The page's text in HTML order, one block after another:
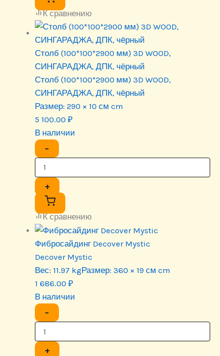
К сравнению
Столб (100*100*2900 мм) 3D WOOD,
СИНГАРАДЖА, ДПК, чёрный
Столб (100*100*2900 мм) 3D WOOD,
СИНГАРАДЖА, ДПК, чёрный
Размер: 290 × 10 см cm
5 100.00 ₽
В наличии
−
+
К сравнению
Фибросайдинг Decover Mystic
Decover Mystic
Вес: 11.97 kgРазмер: 360 × 19 см cm
1 686.00 ₽
В наличии
−
+